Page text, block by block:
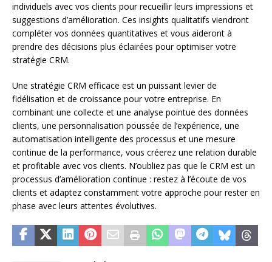
individuels avec vos clients pour recueillir leurs impressions et
suggestions d’amélioration. Ces insights qualitatifs viendront
compléter vos données quantitatives et vous aideront à
prendre des décisions plus éclairées pour optimiser votre
stratégie CRM.
Une stratégie CRM efficace est un puissant levier de
fidélisation et de croissance pour votre entreprise. En
combinant une collecte et une analyse pointue des données
clients, une personnalisation poussée de l’expérience, une
automatisation intelligente des processus et une mesure
continue de la performance, vous créerez une relation durable
et profitable avec vos clients. N’oubliez pas que le CRM est un
processus d’amélioration continue : restez à l’écoute de vos
clients et adaptez constamment votre approche pour rester en
phase avec leurs attentes évolutives.